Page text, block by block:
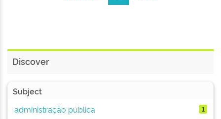
Discover
Subject
administração pública
1